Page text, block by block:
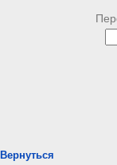
Вернуться